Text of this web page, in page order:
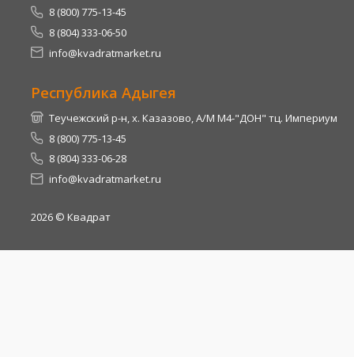
8 (800) 775-13-45
8 (804) 333-06-50
info@kvadratmarket.ru
Республика Адыгея
Теучежский р-н, х. Казазово, А/М М4-"ДОН" тц. Империум
8 (800) 775-13-45
8 (804) 333-06-28
info@kvadratmarket.ru
2026 © Квадрат